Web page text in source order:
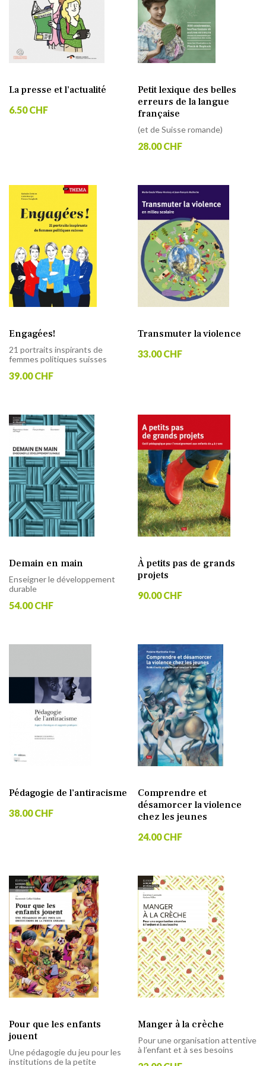
La presse et l’actualité
6.50 CHF
Petit lexique des belles
erreurs de la langue
française
(et de Suisse romande)
28.00 CHF
Engagées!
21 portraits inspirants de
femmes politiques suisses
39.00 CHF
Transmuter la violence
33.00 CHF
Demain en main
Enseigner le développement
durable
54.00 CHF
À petits pas de grands
projets
90.00 CHF
Pédagogie de l’antiracisme
38.00 CHF
Comprendre et
désamorcer la violence
chez les jeunes
24.00 CHF
Pour que les enfants
jouent
Une pédagogie du jeu pour les
institutions de la petite
Manger à la crèche
Pour une organisation attentive
à l’enfant et à ses besoins